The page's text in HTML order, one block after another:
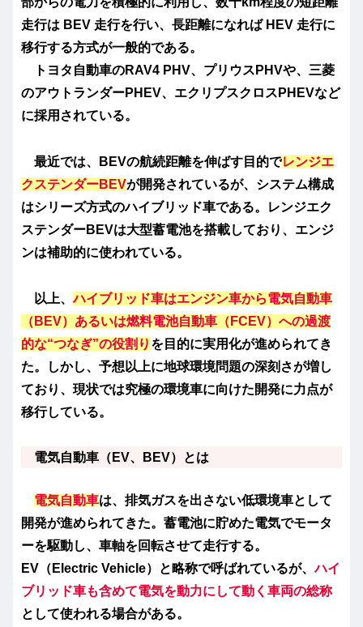
走行は BEV 走行を行い、長距離になれば HEV 走行に
移行する方式が一般的である。
トヨタ自動車のRAV4 PHV、プリウスPHVや、三菱
のアウトランダーPHEV、エクリプスクロスPHEVなど
に採用されている。
最近では、BEVの航続距離を伸ばす目的でレンジエ
クステンダーBEVが開発されているが、システム構成
はシリーズ方式のハイブリッド車である。レンジエク
ステンダーBEVは大型蓄電池を搭載しており、エンジ
ンは補助的に使われている。
以上、ハイブリッド車はエンジン車から電気自動車
（BEV）あるいは燃料電池自動車（FCEV）への過渡
的な“つなぎ”の役割り を目的に実用化が進められてき
た。しかし、予想以上に地球環境問題の深刻さが増し
ており、現状では究極の環境車に向けた開発に力点が
移行している。
電気自動車（EV、BEV）とは
電気自動車は、排気ガスを出さない低環境車として
開発が進められてきた。蓄電池に貯めた電気でモータ
ーを駆動し、車軸を回転させて走行する。
EV（Electric Vehicle）と略称で呼ばれているが、ハイ
ブリッド車も含めて電気を動力にして動く車両の総称
として使われる場合がある。